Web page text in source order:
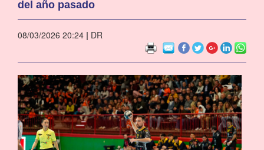
del año pasado
08/03/2026 20:24 | DR